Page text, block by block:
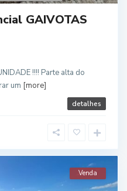
GAIVOTAS
!!!! Parte alta do
um [more]
detalhes
Venda